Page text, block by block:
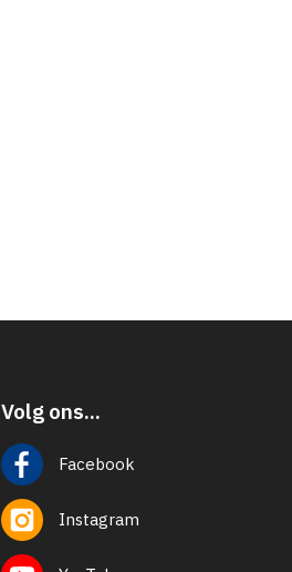
Volg ons...
Facebook
Instagram